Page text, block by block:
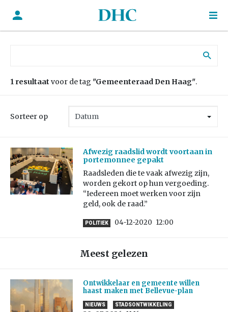
1 resultaat voor de tag "Gemeenteraad Den Haag".
Sorteer op
Afwezig raadslid wordt voortaan in
portemonnee gepakt
Raadsleden die te vaak afwezig zijn,
worden gekort op hun vergoeding.
“Iedereen moet werken voor zijn
geld, ook de raad.”
POLITIEK 04-12-2020 12:00
Meest gelezen
Ontwikkelaar en gemeente willen
haast maken met Bellevue-plan
NIEUWS STADSONTWIKKELING